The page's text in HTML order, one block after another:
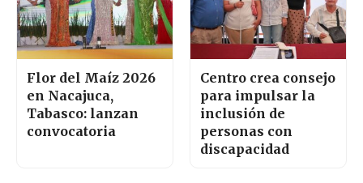
Flor del Maíz 2026
en Nacajuca,
Tabasco: lanzan
convocatoria
Centro crea consejo
para impulsar la
inclusión de
personas con
discapacidad